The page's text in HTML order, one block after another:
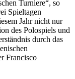
Turniere“, so
Spieltagen
Jahr nicht nur
des Polospiels und
durch das
Francisco